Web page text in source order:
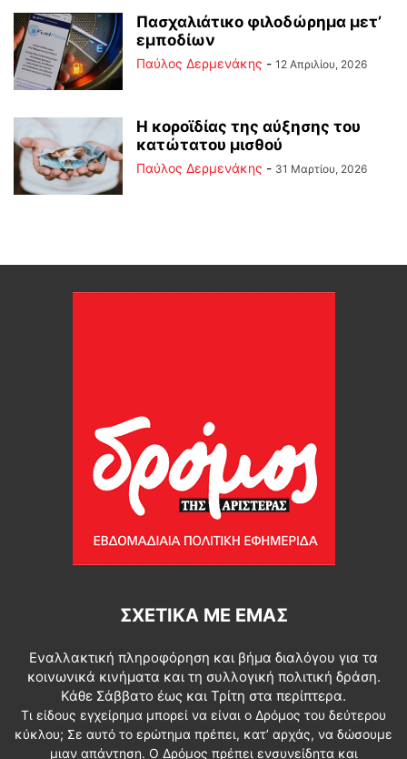
Πασχαλιάτικο φιλοδώρημα μετ’
εμποδίων
Παύλος Δερμενάκης - 12 Απριλίου, 2026
Η κοροϊδίας της αύξησης του
κατώτατου μισθού
Παύλος Δερμενάκης - 31 Μαρτίου, 2026
ΣΧΕΤΙΚΆ ΜΕ ΕΜΆΣ
Εναλλακτική πληροφόρηση και βήμα διαλόγου για τα
κοινωνικά κινήματα και τη συλλογική πολιτική δράση.
Κάθε Σάββατο έως και Τρίτη στα περίπτερα.
Τι είδους εγχείρημα μπορεί να είναι ο Δρόμος του δεύτερου
κύκλου; Σε αυτό το ερώτημα πρέπει, κατ’ αρχάς, να δώσουμε
μιαν απάντηση. Ο Δρόμος πρέπει ενσυνείδητα και